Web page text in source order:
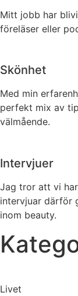
Mitt jobb har
föreläser eller
Skönhet
Med min
perfekt mix av
välmående.
Intervjuer
Jag tror att vi
intervjuar därför
inom beauty.
Livet